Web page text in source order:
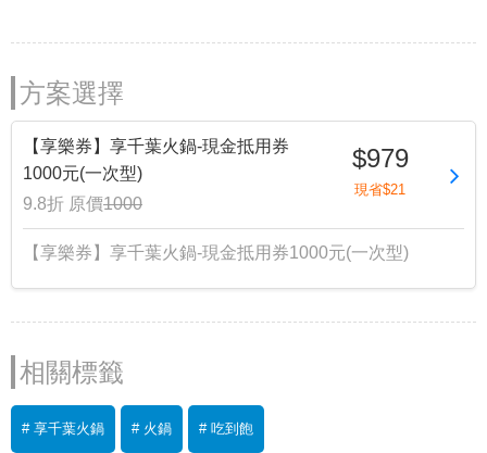
方案選擇
【享樂券】享千葉火鍋-現金抵用券
1000元(一次型)
9.8折 原價1000
$979
現省$21
【享樂券】享千葉火鍋-現金抵用券1000元(一次型)
相關標籤
# 享千葉火鍋 # 火鍋 # 吃到飽